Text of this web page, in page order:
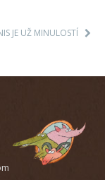
JE UŽ MINULOSTÍ